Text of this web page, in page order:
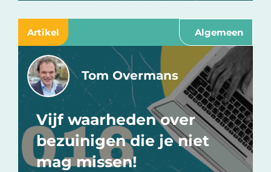
Artikel Algemeen
Tom Overmans
Vijf waarheden over
bezuinigen die je niet
mag missen!